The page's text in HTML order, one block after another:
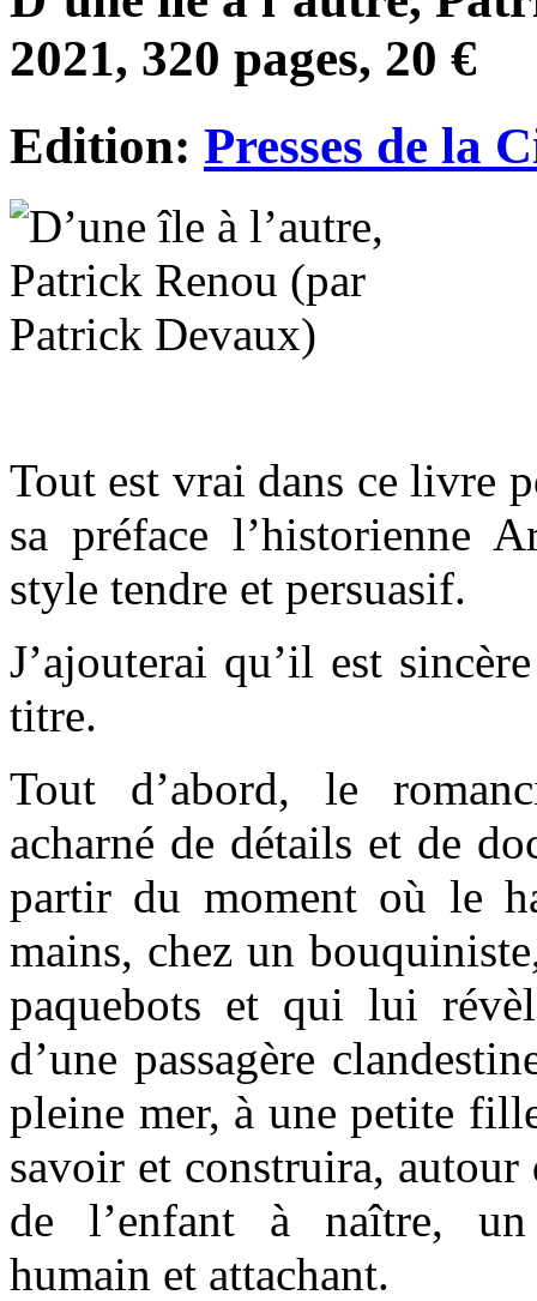
2021, 320 pages, 20 €
Edition: Presses de la
Tout est vrai dans ce livre
sa préface l’historienne
style tendre et persuasif.
J’ajouterai qu’il est
titre.
Tout d’abord, le
acharné de détails et de
partir du moment où le
mains, chez un
paquebots et qui lui
d’une passagère
pleine mer, à une petite
savoir et construira,
de l’enfant à naître, un
humain et attachant.